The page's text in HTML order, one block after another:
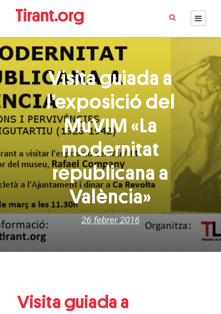
Visita guiada a
l’exposició del
MuVIM «La
modernitat
republicana a
València»
26 febrer 2016
Visita guiada a